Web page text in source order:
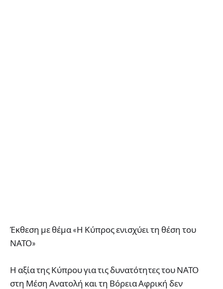
Έκθεση με θέμα «Η Κύπρος ενισχύει τη θέση του
ΝΑΤΟ»
Η αξία της Κύπρου για τις δυνατότητες του ΝΑΤΟ
στη Μέση Ανατολή και τη Βόρεια Αφρική δεν